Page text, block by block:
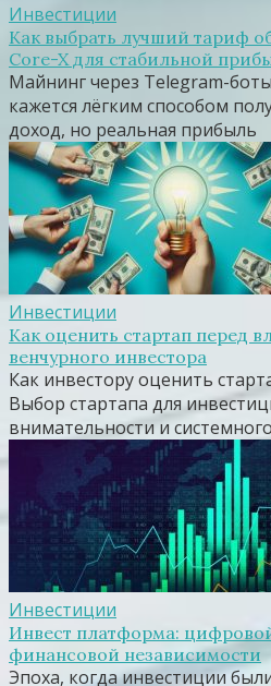
Инвестиции
Как выбрать лучший тариф
Core-X для стабильной
Майнинг через Telegram-
кажется лёгким способом
доход, но реальная прибыль
Инвестиции
Как оценить стартап перед
венчурного инвестора
Как инвестору оценить
Выбор стартапа для
внимательности и системного
Инвестиции
Инвест платформа:
финансовой независимости
Эпоха, когда инвестиции